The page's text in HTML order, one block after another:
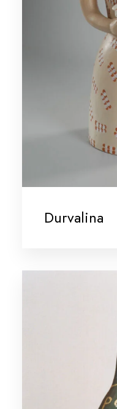
Durvalina